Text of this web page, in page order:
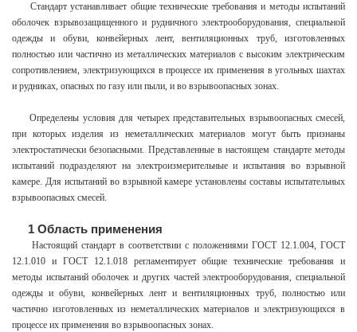
Стандарт устанавливает общие технические требования и методы испытаний
оболочек взрывозащищенного и рудничного электрооборудования, специальной
одежды и обуви, конвейерных лент, вентиляционных труб, изготовленных
полностью или частично из металлических материалов с высоким электрическим
сопротивлением, электризующихся в процессе их применения в угольных шахтах
и рудниках, опасных по газу или пыли, и во взрывоопасных зонах.
Определены условия для четырех представительных взрывоопасных смесей,
при которых изделия из неметаллических материалов могут быть признаны
электростатически безопасными. Представленные в настоящем стандарте методы
испытаний подразделяют на электроизмерительные и испытания во взрывной
камере. Для испытаний во взрывной камере установлены составы испытательных
взрывоопасных смесей.
1 Область применения
Настоящий стандарт в соответствии с положениями ГОСТ 12.1.004, ГОСТ
12.1.010 и ГОСТ 12.1.018 регламентирует общие технические требования и
методы испытаний оболочек и других частей электрооборудования, специальной
одежды и обуви, конвейерных лент и вентиляционных труб, полностью или
частично изготовленных из неметаллических материалов и электризующихся в
процессе их применения во взрывоопасных зонах.